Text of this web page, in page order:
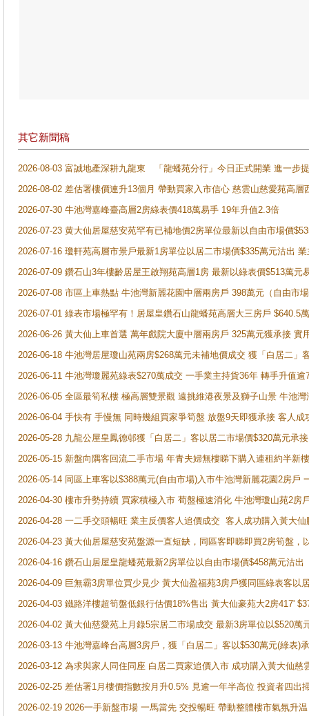
其它新聞稿
2026-08-03 富誠地產深耕九龍東 「龍蟠苑分行」今日正式開業 進一步
2026-08-02 差估署樓價連升13個月 帶動買家入市信心 慈雲山慈愛苑高層
2026-07-30 牛池灣嘉峰臺高層2房綠表價418萬易手 19年升值2.3倍
2026-07-23 黄大仙居屋慈安苑罕有已補地價2房單位最新以自由市場價
2026-07-16 瓊軒苑高層市景戶最新1房單位以居二市場價$335萬元沽出
2026-07-09 鑽石山3年樓齡居屋王啟翔苑高層1房 最新以綠表價$513萬元
2026-07-08 市區上車熱點 牛池灣新麗花園中層兩房戶 398萬元（自由市
2026-07-01 綠表市場極罕有！居屋皇鑽石山龍蟠苑高層大三房戶
2026-06-26 黃大仙上車首選 萬年戲院大廈中層兩房戶 325萬元獲承接 實
2026-06-18 牛池灣居屋瓊山苑兩房$268萬元未補地價成交 獲「白居二」
2026-06-11 牛池灣瓊麗苑綠表$270萬成交 一手業主持貨36年 轉手升值逾
2026-06-05 全區最筍私樓 極高層雙景觀 遠挑維港夜景及獅子山景 牛池
2026-06-04 手快有 手慢無 同時幾組買家爭筍盤 放盤9天即獲承接 客人
2026-05-28 九龍公屋皇鳳德邨獲「白居二」客以居二市場價$320萬元承接
2026-05-15 新盤向隅客回流二手市場 年青夫婦無樓睇下購入連租約半新
2026-05-14 同區上車客以$388萬元(自由市場)入市牛池灣新麗花園2房戶
2026-04-30 樓市升勢持續 買家積極入市 荀盤極速消化 牛池灣瓊山苑2房
2026-04-28 一二手交頭暢旺 業主反價客人追價成交 客人成功購入黃大
2026-04-23 黃大仙居屋慈安苑盤源一直短缺，同區客即睇即買2房筍盤，
2026-04-16 鑽石山居屋皇龍蟠苑最新2房單位以自由市場價$458萬元沽出
2026-04-09 巨無霸3房單位買少見少 黃大仙盈福苑3房戶獲同區綠表客以
2026-04-03 鐵路洋樓超筍盤低銀行估價18%售出 黃大仙豪苑大2房417'
2026-04-02 黃大仙慈愛苑上月錄5宗居二市場成交 最新3房單位以$520萬
2026-03-13 牛池灣嘉峰台高層3房戶，獲「白居二」客以$530萬元(綠表)
2026-03-12 為求與家人同住同座 白居二買家追價入市 成功購入黃大仙
2026-02-25 差估署1月樓價指數按月升0.5% 見逾一年半高位 投資者四
2026-02-19 2026一手新盤市場 一馬當先 交投暢旺 帶動整體樓市氣氛升